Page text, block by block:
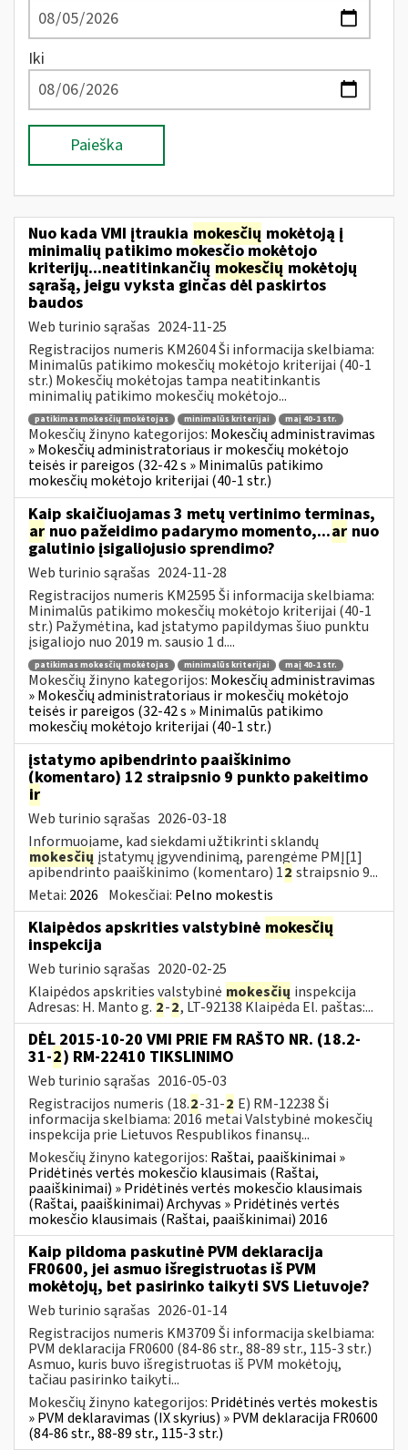
Iki
Paieška
Nuo kada VMI įtraukia mokesčių mokėtoją į
minimalių patikimo mokesčio mokėtojo
kriterijų...neatitinkančių mokesčių mokėtojų
sąrašą, jeigu vyksta ginčas dėl paskirtos
baudos
Web turinio sąrašas 2024-11-25
Registracijos numeris KM2604 Ši informacija skelbiama:
Minimalūs patikimo mokesčių mokėtojo kriterijai (40-1
str.) Mokesčių mokėtojas tampa neatitinkantis
minimalių patikimo mokesčių mokėtojo...
patikimas mokesčių mokėtojas minimalūs kriterijai maį 40-1 str.
Mokesčių žinyno kategorijos: Mokesčių administravimas
» Mokesčių administratoriaus ir mokesčių mokėtojo
teisės ir pareigos (32-42 s » Minimalūs patikimo
mokesčių mokėtojo kriterijai (40-1 str.)
Kaip skaičiuojamas 3 metų vertinimo terminas,
ar nuo pažeidimo padarymo momento,...ar nuo
galutinio įsigaliojusio sprendimo?
Web turinio sąrašas 2024-11-28
Registracijos numeris KM2595 Ši informacija skelbiama:
Minimalūs patikimo mokesčių mokėtojo kriterijai (40-1
str.) Pažymėtina, kad įstatymo papildymas šiuo punktu
įsigaliojo nuo 2019 m. sausio 1 d....
patikimas mokesčių mokėtojas minimalūs kriterijai maį 40-1 str.
Mokesčių žinyno kategorijos: Mokesčių administravimas
» Mokesčių administratoriaus ir mokesčių mokėtojo
teisės ir pareigos (32-42 s » Minimalūs patikimo
mokesčių mokėtojo kriterijai (40-1 str.)
įstatymo apibendrinto paaiškinimo
(komentaro) 12 straipsnio 9 punkto pakeitimo
ir
Web turinio sąrašas 2026-03-18
Informuojame, kad siekdami užtikrinti sklandų
mokesčių įstatymų įgyvendinimą, parengėme PMĮ[1]
apibendrinto paaiškinimo (komentaro) 12 straipsnio 9...
Metai: 2026 Mokesčiai: Pelno mokestis
Klaipėdos apskrities valstybinė mokesčių
inspekcija
Web turinio sąrašas 2020-02-25
Klaipėdos apskrities valstybinė mokesčių inspekcija
Adresas: H. Manto g. 2-2, LT-92138 Klaipėda El. paštas:...
DĖL 2015-10-20 VMI PRIE FM RAŠTO NR. (18.2-
31-2) RM-22410 TIKSLINIMO
Web turinio sąrašas 2016-05-03
Registracijos numeris (18.2-31-2 E) RM-12238 Ši
informacija skelbiama: 2016 metai Valstybinė mokesčių
inspekcija prie Lietuvos Respublikos finansų...
Mokesčių žinyno kategorijos: Raštai, paaiškinimai »
Pridėtinės vertės mokesčio klausimais (Raštai,
paaiškinimai) » Pridėtinės vertės mokesčio klausimais
(Raštai, paaiškinimai) Archyvas » Pridėtinės vertės
mokesčio klausimais (Raštai, paaiškinimai) 2016
Kaip pildoma paskutinė PVM deklaracija
FR0600, jei asmuo išregistruotas iš PVM
mokėtojų, bet pasirinko taikyti SVS Lietuvoje?
Web turinio sąrašas 2026-01-14
Registracijos numeris KM3709 Ši informacija skelbiama:
PVM deklaracija FR0600 (84-86 str., 88-89 str., 115-3 str.)
Asmuo, kuris buvo išregistruotas iš PVM mokėtojų,
tačiau pasirinko taikyti...
Mokesčių žinyno kategorijos: Pridėtinės vertės mokestis
» PVM deklaravimas (IX skyrius) » PVM deklaracija FR0600
(84-86 str., 88-89 str., 115-3 str.)